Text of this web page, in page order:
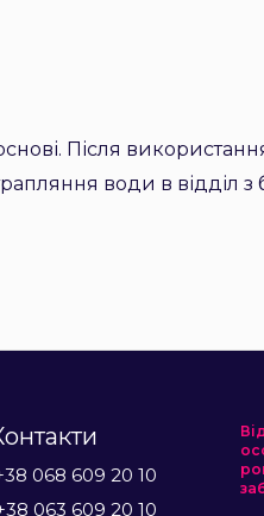
Після
води в відділ з
068 609 20 10
063 609 20 10